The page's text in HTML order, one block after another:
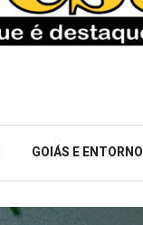
GOIÁS E ENTORNO